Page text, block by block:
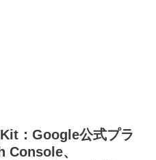
：Google公式プラ
Console、